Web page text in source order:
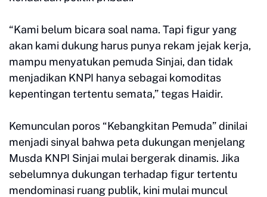
“Kami belum bicara soal nama. Tapi figur yang
akan kami dukung harus punya rekam jejak kerja,
mampu menyatukan pemuda Sinjai, dan tidak
menjadikan KNPI hanya sebagai komoditas
kepentingan tertentu semata,” tegas Haidir.
Kemunculan poros “Kebangkitan Pemuda” dinilai
menjadi sinyal bahwa peta dukungan menjelang
Musda KNPI Sinjai mulai bergerak dinamis. Jika
sebelumnya dukungan terhadap figur tertentu
mendominasi ruang publik, kini mulai muncul